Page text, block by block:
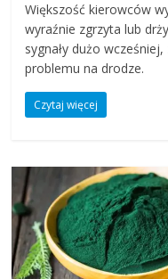
Większość kierowców
wyraźnie zgrzyta lub
sygnały dużo
problemu na drodze.
Czytaj więcej